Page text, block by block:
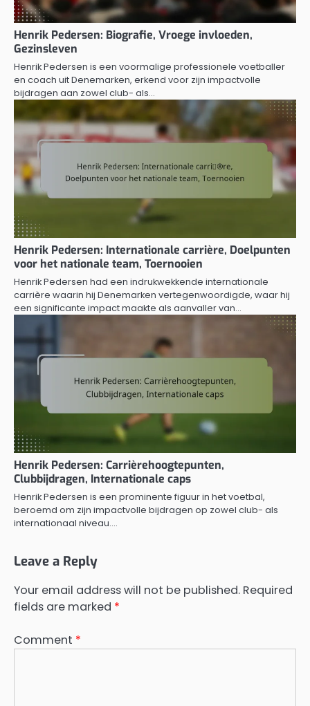
Henrik Pedersen: Biografie, Vroege invloeden,
Gezinsleven
Henrik Pedersen is een voormalige professionele voetballer
en coach uit Denemarken, erkend voor zijn impactvolle
bijdragen aan zowel club- als…
Henrik Pedersen: Internationale carrière, Doelpunten
voor het nationale team, Toernooien
Henrik Pedersen had een indrukwekkende internationale
carrière waarin hij Denemarken vertegenwoordigde, waar hij
een significante impact maakte als aanvaller van…
Henrik Pedersen: Carrièrehoogtepunten,
Clubbijdragen, Internationale caps
Henrik Pedersen is een prominente figuur in het voetbal,
beroemd om zijn impactvolle bijdragen op zowel club- als
internationaal niveau.…
Leave a Reply
Your email address will not be published. Required
fields are marked *
Comment *